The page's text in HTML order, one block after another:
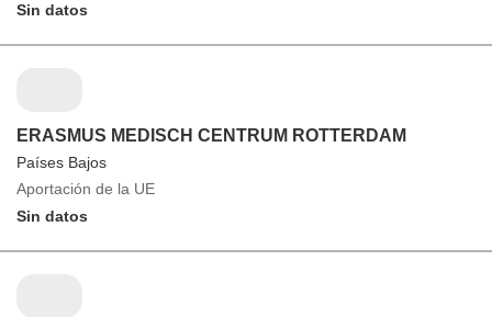
Sin datos
ERASMUS MEDISCH CENTRUM ROTTERDAM
Países Bajos
Aportación de la UE
Sin datos